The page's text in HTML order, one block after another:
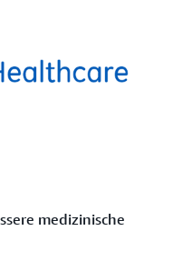
medizinische